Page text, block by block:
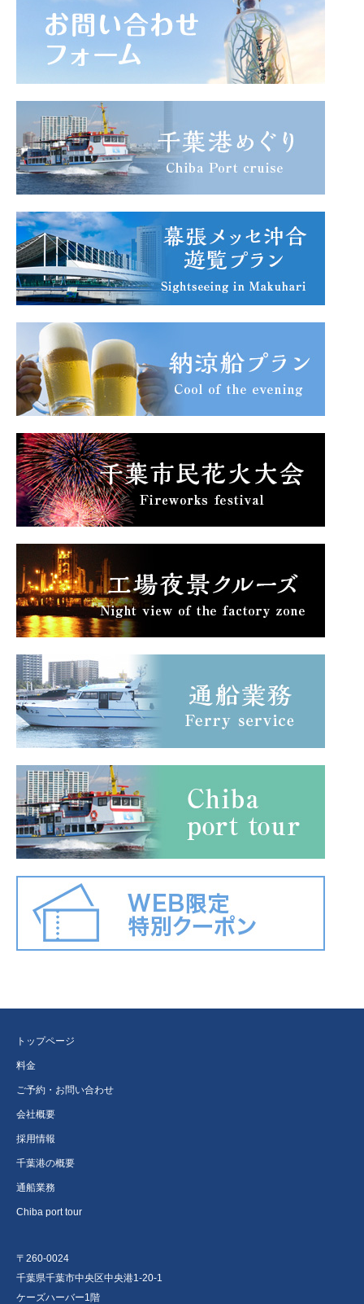
トップページ
料金
ご予約・お問い合わせ
会社概要
採用情報
千葉港の概要
通船業務
Chiba port tour
〒260-0024
千葉県千葉市中央区中央港1-20-1
ケーズハーバー1階